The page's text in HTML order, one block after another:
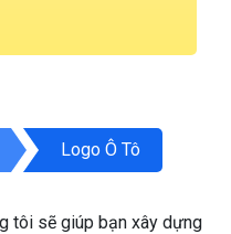
Logo Ô Tô
tôi sẽ giúp bạn xây dựng